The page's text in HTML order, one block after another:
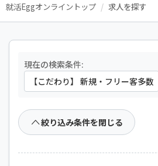
就活Eggオンライントップ 求人を探す
現在の検索条件:
【こだわり】 新規・フリー客多数
絞り込み条件を閉じる